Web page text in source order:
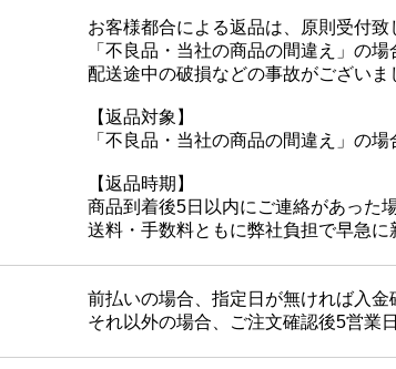
お客様都合による返品は、原則受付致
「不良品・当社の商品の間違え」の
配送途中の破損などの事故がございま
【返品対象】
「不良品・当社の商品の間違え」の場
【返品時期】
商品到着後5日以内にご連絡があった
送料・手数料ともに弊社負担で早急に
前払いの場合、指定日が無ければ入金
それ以外の場合、ご注文確認後5営業